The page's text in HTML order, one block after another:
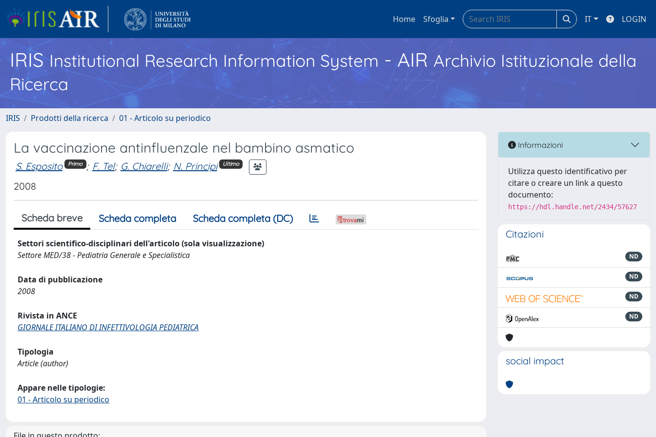
Home Sfoglia IT LOGIN
IRISInstitutional Research Information System - AIR Archivio Istituzionale della
Ricerca
IRIS Prodotti della ricerca 01 - Articolo su periodico
La vaccinazione antinfluenzale nel bambino asmatico
S. Esposito Primo ; F. Tel; G. Chiarelli; N. Principi Ultimo
2008
Scheda breve Scheda completa Scheda completa (DC)
Settori scientifico-disciplinari dell'articolo (sola visualizzazione)
Settore MED/38 - Pediatria Generale e Specialistica
Data di pubblicazione
2008
Rivista in ANCE
GIORNALE ITALIANO DI INFETTIVOLOGIA PEDIATRICA
Tipologia
Article (author)
Appare nelle tipologie:
01 - Articolo su periodico
Informazioni
Utilizza questo identificativo per
citare o creare un link a questo
documento:
https://hdl.handle.net/2434/57627
Citazioni
ND
ND
ND
ND
social impact